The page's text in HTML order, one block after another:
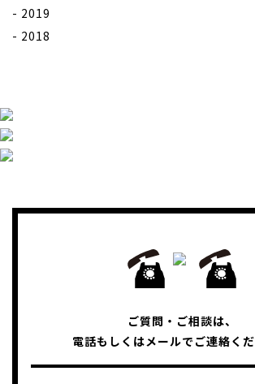
2019
2018
ご質問・ご相談は、
電話もしくはメールでご連絡くだ